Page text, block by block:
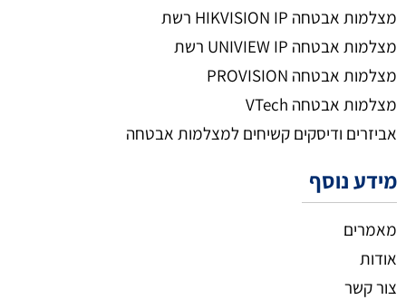
מצלמות אבטחה HIKVISION IP רשת
מצלמות אבטחה UNIVIEW IP רשת
מצלמות אבטחה PROVISION
מצלמות אבטחה VTech
אביזרים ודיסקים קשיחים למצלמות אבטחה
מידע נוסף
מאמרים
אודות
צור קשר